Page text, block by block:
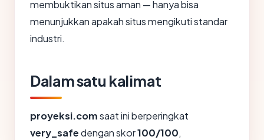
membuktikan situs aman — hanya bisa
menunjukkan apakah situs mengikuti standar
industri.
Dalam satu kalimat
proyeksi.comsaat ini berperingkat
very_safedengan skor100/100,